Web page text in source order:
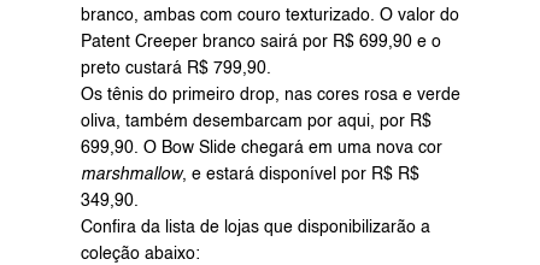
branco, ambas com couro texturizado. O valor do
Patent Creeper branco sairá por R$ 699,90 e o
preto custará R$ 799,90.
Os tênis do primeiro drop, nas cores rosa e verde
oliva, também desembarcam por aqui, por R$
699,90. O Bow Slide chegará em uma nova cor
marshmallow, e estará disponível por R$ R$
349,90.
Confira da lista de lojas que disponibilizarão a
coleção abaixo: